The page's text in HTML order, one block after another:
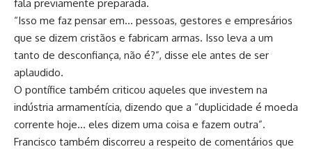
fala previamente preparada.
“Isso me faz pensar em… pessoas, gestores e empresários
que se dizem cristãos e fabricam armas. Isso leva a um
tanto de desconfiança, não é?”, disse ele antes de ser
aplaudido.
O pontífice também criticou aqueles que investem na
indústria armamentícia, dizendo que a “duplicidade é moeda
corrente hoje… eles dizem uma coisa e fazem outra”.
Francisco também discorreu a respeito de comentários que